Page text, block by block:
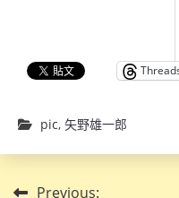
pic, 矢野雄一郎
Previous: